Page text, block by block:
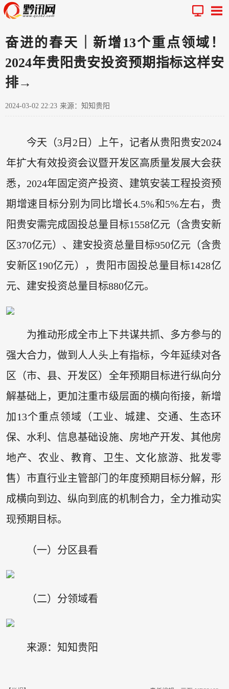
奋进的春天｜新增13个重点领域！
2024年贵阳贵安投资预期指标这样安
排→
2024-03-02 22:23 来源：知知贵阳
今天（3月2日）上午，记者从贵阳贵安2024
年扩大有效投资会议暨开发区高质量发展大会获
悉，2024年固定资产投资、建筑安装工程投资预
期增速目标分别为同比增长4.5%和5%左右，贵
阳贵安需完成固投总量目标1558亿元（含贵安新
区370亿元）、建安投资总量目标950亿元（含贵
安新区190亿元），贵阳市固投总量目标1428亿
元、建安投资总量目标880亿元。
为推动形成全市上下共谋共抓、多方参与的
强大合力，做到人人头上有指标，今年延续对各
区（市、县、开发区）全年预期目标进行纵向分
解基础上，更加注重市级层面的横向衔接，新增
加13个重点领域（工业、城建、交通、生态环
保、水利、信息基础设施、房地产开发、其他房
地产、农业、教育、卫生、文化旅游、批发零
售）市直行业主管部门的年度预期目标分解，形
成横向到边、纵向到底的机制合力，全力推动实
现预期目标。
（一）分区县看
（二）分领域看
来源：知知贵阳